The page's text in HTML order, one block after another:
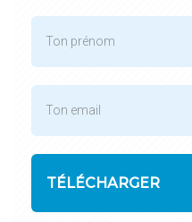
TÉLÉCHARGER